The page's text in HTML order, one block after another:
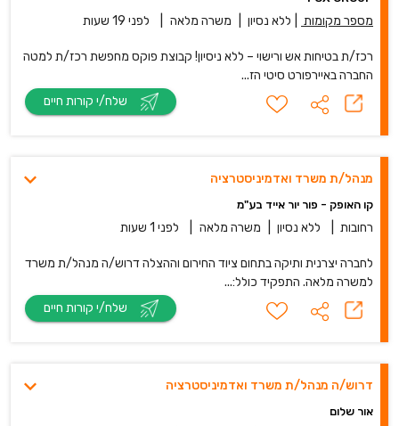
מספר מקומות ללא נסיון משרה מלאה לפני 19 שעות
רכז/ת בטיחות אש ורישוי – ללא ניסיון! קבוצת פוקס מחפשת רכז/ת למטה
החברה באיירפורט סיטי הז...
מנהל/ת משרד ואדמיניסטרציה
קו האופק - פור יור אייד בע"מ
רחובות ללא נסיון משרה מלאה לפני 1 שעות
לחברה יצרנית ותיקה בתחום ציוד החירום וההצלה דרוש/ה מנהל/ת משרד
למשרה מלאה. התפקיד כולל:...
דרוש/ה מנהל/ת משרד ואדמיניסטרציה
אור שלום